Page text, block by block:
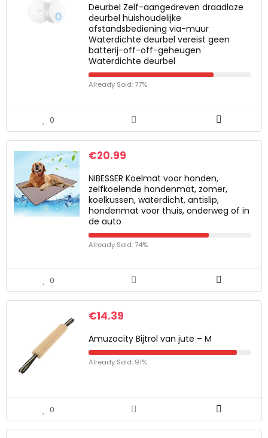
Deurbel Zelf-aangedreven draadloze
deurbel huishoudelijke
afstandsbediening via-muur
Waterdichte deurbel vereist geen
batterij-off-off-geheugen
Waterdichte deurbel
Already Sold: 77%
0
€20.99
NIBESSER Koelmat voor honden,
zelfkoelende hondenmat, zomer,
koelkussen, waterdicht, antislip,
hondenmat voor thuis, onderweg of in
de auto
Already Sold: 74%
0
€14.39
Amuzocity Bijtrol van jute – M
Already Sold: 91%
0